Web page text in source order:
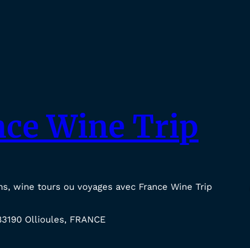
Wine Trip
wine tours ou voyages avec France Wine Trip
Ollioules, FRANCE